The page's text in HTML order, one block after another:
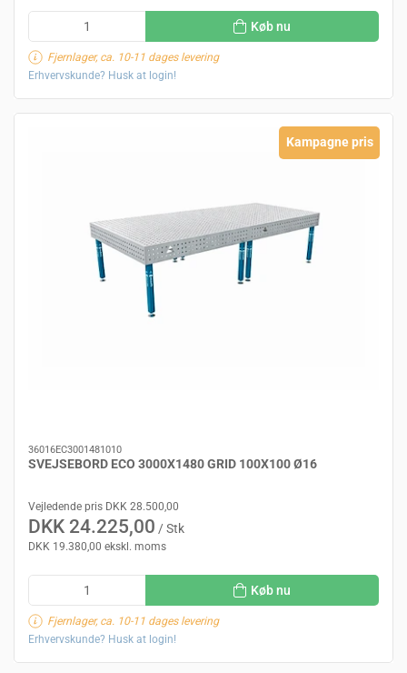
Køb nu
Fjernlager, ca. 10-11 dages levering
Erhvervskunde? Husk at login!
Kampagne pris
36016EC3001481010
SVEJSEBORD ECO 3000X1480 GRID 100X100 Ø16
Vejledende pris DKK 28.500,00
DKK 24.225,00 / Stk
DKK 19.380,00 ekskl. moms
Køb nu
Fjernlager, ca. 10-11 dages levering
Erhvervskunde? Husk at login!